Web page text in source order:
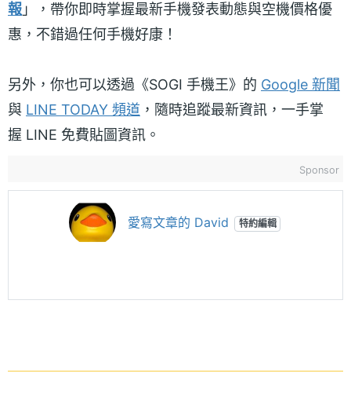
報 」，帶你即時掌握最新手機發表動態與空機價格優
惠，不錯過任何手機好康！
另外，你也可以透過《SOGI 手機王》的 Google 新聞
與 LINE TODAY 頻道 ，隨時追蹤最新資訊，一手掌
握 LINE 免費貼圖資訊。
Sponsor
愛寫文章的 David 特約編輯